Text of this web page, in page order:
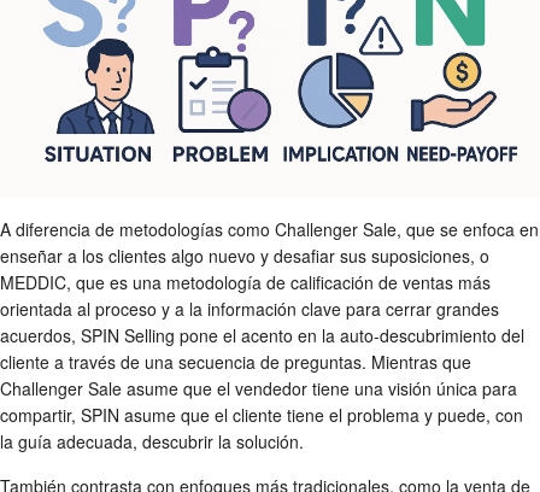
A diferencia de metodologías como Challenger Sale, que se enfoca en
enseñar a los clientes algo nuevo y desafiar sus suposiciones, o
MEDDIC, que es una metodología de calificación de ventas más
orientada al proceso y a la información clave para cerrar grandes
acuerdos, SPIN Selling pone el acento en la auto-descubrimiento del
cliente a través de una secuencia de preguntas. Mientras que
Challenger Sale asume que el vendedor tiene una visión única para
compartir, SPIN asume que el cliente tiene el problema y puede, con
la guía adecuada, descubrir la solución.
También contrasta con enfoques más tradicionales, como la venta de